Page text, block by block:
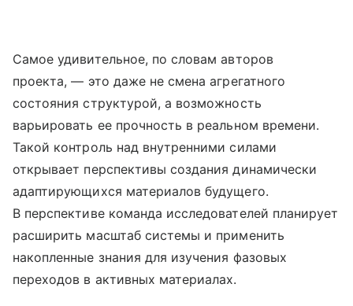
Самое удивительное, по словам авторов
проекта, — это даже не смена агрегатного
состояния структурой, а возможность
варьировать ее прочность в реальном времени.
Такой контроль над внутренними силами
открывает перспективы создания динамически
адаптирующихся материалов будущего.
В перспективе команда исследователей планирует
расширить масштаб системы и применить
накопленные знания для изучения фазовых
переходов в активных материалах.